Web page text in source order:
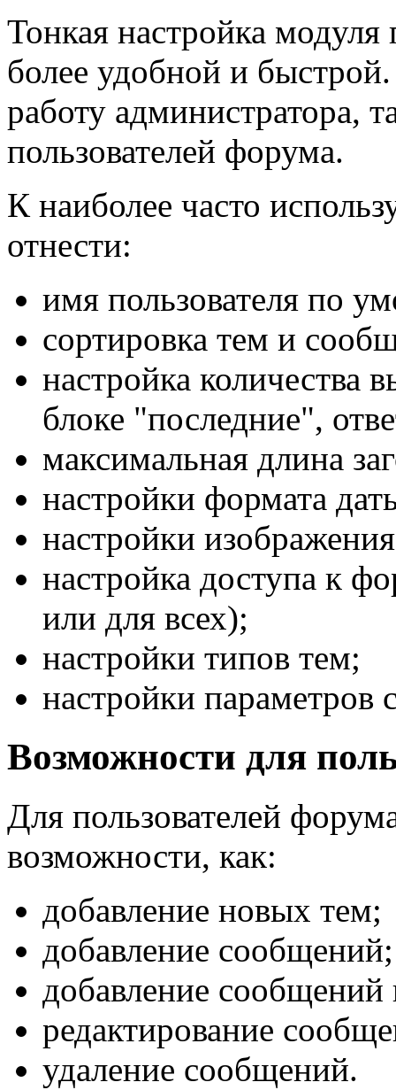
Тонкая настройка модуля
более удобной и
работу администратора,
пользователей форума.
К наиболее часто
отнести:
имя пользователя по
сортировка тем и
настройка количества
блоке "последние",
максимальная длина
настройки формата
настройки
настройка доступа к
или для всех);
настройки типов тем;
настройки параметров
Возможности для
Для пользователей
возможности, как:
добавление новых тем;
добавление сообщений;
добавление
редактирование
удаление сообщений.